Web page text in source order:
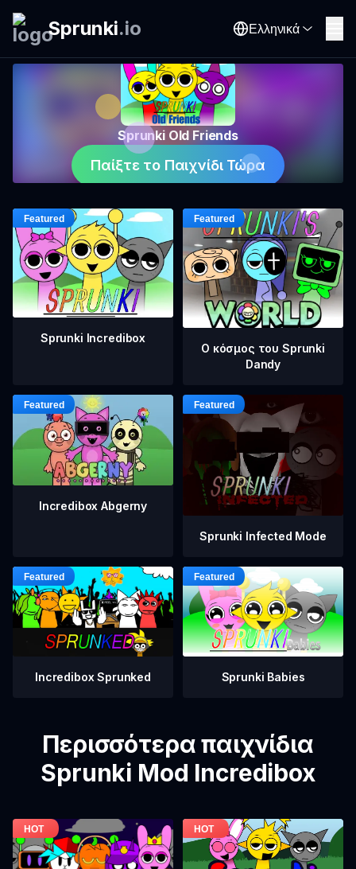
Sprunki.io Ελληνικά
Sprunki Old Friends
Παίξτε το Παιχνίδι Τώρα
Sprunki Incredibox
Ο κόσμος του Sprunki
Dandy
Incredibox Abgerny
Sprunki Infected Mode
Incredibox Sprunked Sprunki Babies
Περισσότερα παιχνίδια
Sprunki Mod Incredibox